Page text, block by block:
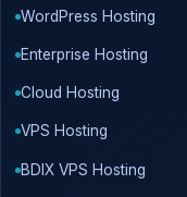
WordPress Hosting
Enterprise Hosting
Cloud Hosting
VPS Hosting
BDIX VPS Hosting